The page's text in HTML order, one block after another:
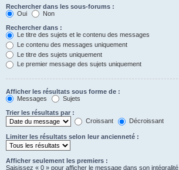
Rechercher dans les sous-forums :
Oui
Non
Rechercher dans :
Le titre des sujets et le contenu des messages
Le contenu des messages uniquement
Le titre des sujets uniquement
Le premier message des sujets uniquement
Afficher les résultats sous forme de :
Messages
Sujets
Trier les résultats par :
Croissant
Décroissant
Limiter les résultats selon leur ancienneté :
Afficher seulement les premiers :
Saisissez « 0 » pour afficher le message dans son intégralité.